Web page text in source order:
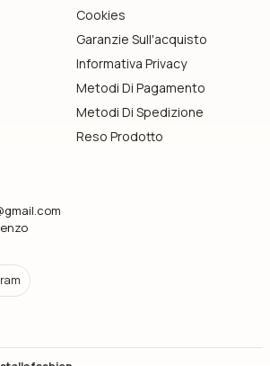
Cookies
Garanzie Sull'acquisto
Informativa Privacy
Metodi Di Pagamento
Metodi Di Spedizione
Reso Prodotto